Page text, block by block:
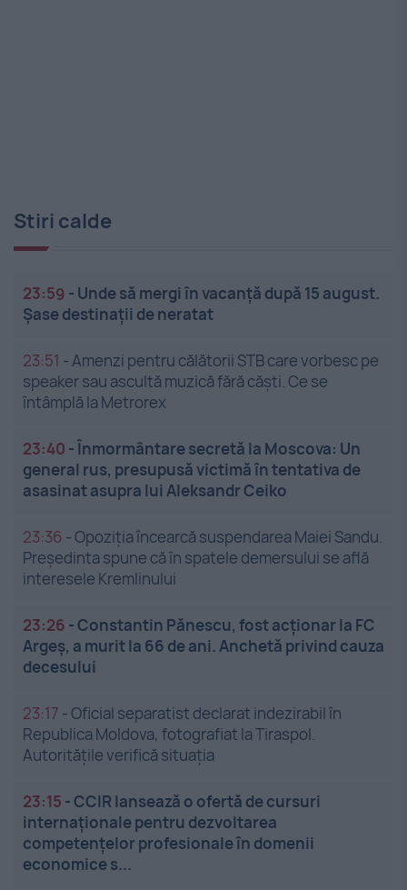
Stiri calde
23:59 - Unde să mergi în vacanță după 15 august.
Șase destinații de neratat
23:51 -Amenzi pentru călătorii STB care vorbesc pe
speaker sau ascultă muzică fără căști. Ce se
întâmplă la Metrorex
23:40 -Înmormântare secretă la Moscova: Un
general rus, presupusă victimă în tentativa de
asasinat asupra lui Aleksandr Ceiko
23:36 -Opoziția încearcă suspendarea Maiei Sandu.
Președinta spune că în spatele demersului se află
interesele Kremlinului
23:26 -Constantin Pănescu, fost acționar la FC
Argeș, a murit la 66 de ani. Anchetă privind cauza
decesului
23:17 -Oficial separatist declarat indezirabil în
Republica Moldova, fotografiat la Tiraspol.
Autoritățile verifică situația
23:15 -CCIR lansează o ofertă de cursuri
internaționale pentru dezvoltarea
competențelor profesionale în domenii
economice s...